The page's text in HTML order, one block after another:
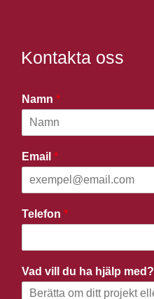
Kontakta oss
Namn *
Email *
Telefon *
Vad vill du ha hjälp med?